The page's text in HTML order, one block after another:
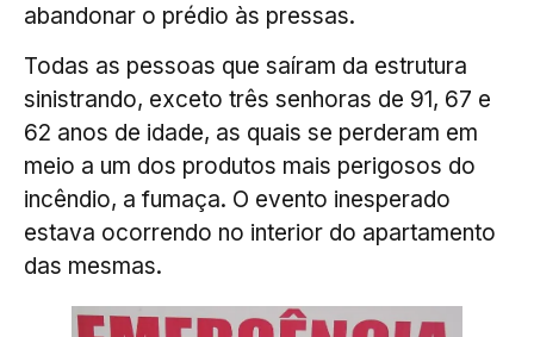
abandonar o prédio às pressas.
Todas as pessoas que saíram da estrutura
sinistrando, exceto três senhoras de 91, 67 e
62 anos de idade, as quais se perderam em
meio a um dos produtos mais perigosos do
incêndio, a fumaça. O evento inesperado
estava ocorrendo no interior do apartamento
das mesmas.